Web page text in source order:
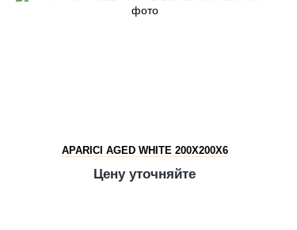
APARICI AGED WHITE 200X200X6
Цену уточняйте